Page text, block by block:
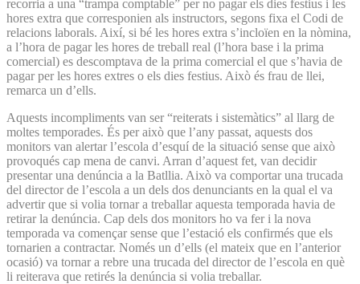
recorria a una “trampa comptable” per no pagar els dies festius i les
hores extra que corresponien als instructors, segons fixa el Codi de
relacions laborals. Així, si bé les hores extra s’incloïen en la nòmina,
a l’hora de pagar les hores de treball real (l’hora base i la prima
comercial) es descomptava de la prima comercial el que s’havia de
pagar per les hores extres o els dies festius. Això és frau de llei,
remarca un d’ells.
Aquests incompliments van ser “reiterats i sistemàtics” al llarg de
moltes temporades. És per això que l’any passat, aquests dos
monitors van alertar l’escola d’esquí de la situació sense que això
provoqués cap mena de canvi. Arran d’aquest fet, van decidir
presentar una denúncia a la Batllia. Això va comportar una trucada
del director de l’escola a un dels dos denunciants en la qual el va
advertir que si volia tornar a treballar aquesta temporada havia de
retirar la denúncia. Cap dels dos monitors ho va fer i la nova
temporada va començar sense que l’estació els confirmés que els
tornarien a contractar. Només un d’ells (el mateix que en l’anterior
ocasió) va tornar a rebre una trucada del director de l’escola en què
li reiterava que retirés la denúncia si volia treballar.